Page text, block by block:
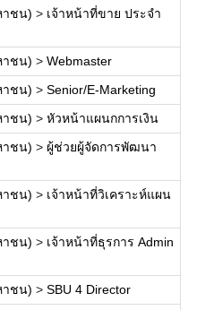
าชน) > เจ้าหน้าที่ขาย ประจำ
าชน) > Webmaster
าชน) > Senior/E-Marketing
าชน) > หัวหน้าแผนกการเงิน
าชน) > ผู้ช่วยผู้จัดการพัฒนา
าชน) > เจ้าหน้าที่วิเคราะห์แผน
าชน) > เจ้าหน้าที่ธุรการ Admin
าชน) > SBU 4 Director